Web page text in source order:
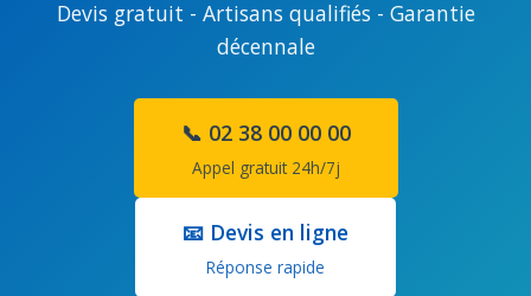
Devis gratuit - Artisans qualifiés - Garantie
décennale
📞 02 38 00 00 00
Appel gratuit 24h/7j
📧 Devis en ligne
Réponse rapide